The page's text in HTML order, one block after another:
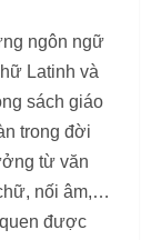
ngôn ngữ
Latinh và
sách giáo
trong đời
từ văn
nối âm,…
được